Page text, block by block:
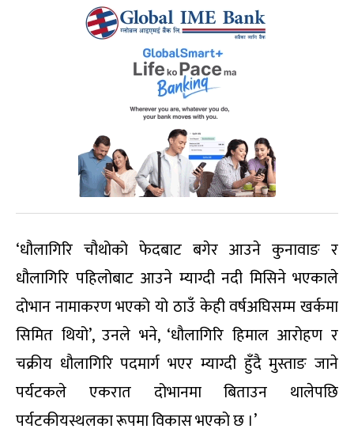
‘धौलागिरि चौथोको फेदबाट बगेर आउने कुनावाङ र
धौलागिरि पहिलोबाट आउने म्याग्दी नदी मिसिने भएकाले
दोभान नामाकरण भएको यो ठाउँ केही वर्षअघिसम्म खर्कमा
सिमित थियो’, उनले भने, ‘धौलागिरि हिमाल आरोहण र
चक्रीय धौलागिरि पदमार्ग भएर म्याग्दी हुँदै मुस्ताङ जाने
पर्यटकले एकरात दोभानमा बिताउन थालेपछि
पर्यटकीयस्थलका रूपमा विकास भएको छ ।’